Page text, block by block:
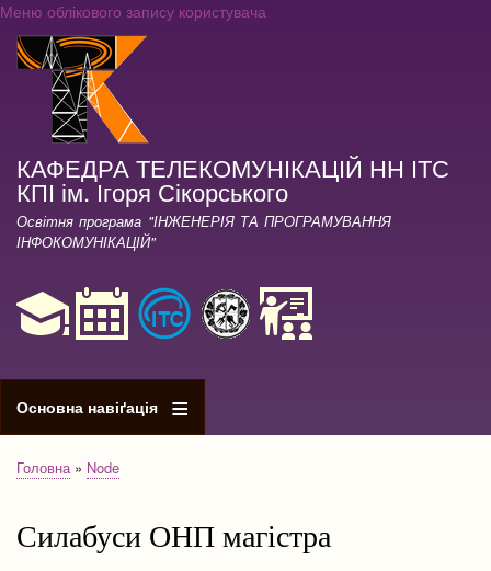
Перейти
Меню облікового запису користувача
КАФЕДРА ТЕЛЕКОМУНІКАЦІЙ НН ІТС
КПІ ім. Ігоря Сікорського
Освітня програма "ІНЖЕНЕРІЯ ТА ПРОГРАМУВАННЯ
ІНФОКОМУНІКАЦІЙ"
Основна навіґація
Рядок
Головна Node
Силабуси ОНП магістра